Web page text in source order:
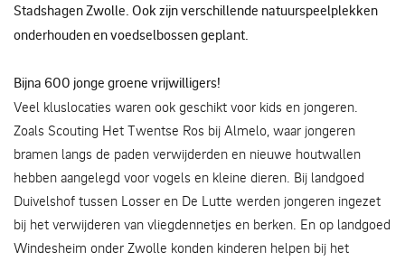
Stadshagen Zwolle. Ook zijn verschillende natuurspeelplekken
onderhouden en voedselbossen geplant.
Bijna 600 jonge groene vrijwilligers!
Veel kluslocaties waren ook geschikt voor kids en jongeren.
Zoals Scouting Het Twentse Ros bij Almelo, waar jongeren
bramen langs de paden verwijderden en nieuwe houtwallen
hebben aangelegd voor vogels en kleine dieren. Bij landgoed
Duivelshof tussen Losser en De Lutte werden jongeren ingezet
bij het verwijderen van vliegdennetjes en berken. En op landgoed
Windesheim onder Zwolle konden kinderen helpen bij het